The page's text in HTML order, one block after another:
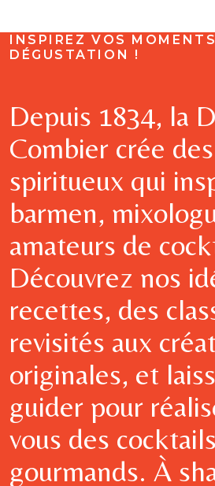
INSPIREZ VOS
DÉGUSTATION !
Depuis 1834, la
Combier crée
spiritueux qui
barmen,
amateurs de
Découvrez nos
recettes, des
revisités aux
originales, et
guider pour
vous des
gourmands. À